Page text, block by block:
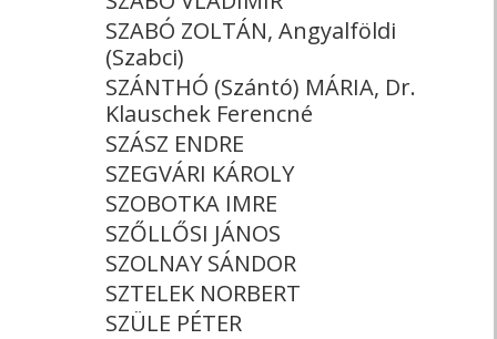
SZABÓ ZOLTÁN, Angyalföldi
(Szabci)
SZÁNTHÓ (Szántó) MÁRIA, Dr.
Klauschek Ferencné
SZÁSZ ENDRE
SZEGVÁRI KÁROLY
SZOBOTKA IMRE
SZŐLLŐSI JÁNOS
SZOLNAY SÁNDOR
SZTELEK NORBERT
SZÜLE PÉTER